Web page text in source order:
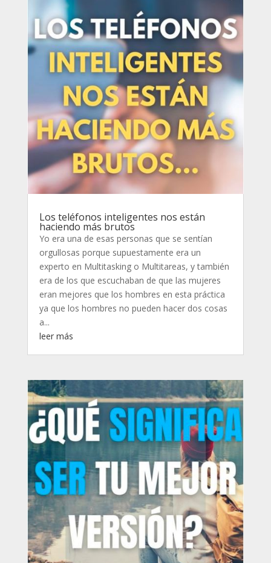
Los teléfonos inteligentes nos están
haciendo más brutos
Yo era una de esas personas que se sentían
orgullosas porque supuestamente era un
experto en Multitasking o Multitareas, y también
era de los que escuchaban de que las mujeres
eran mejores que los hombres en esta práctica
ya que los hombres no pueden hacer dos cosas
a...
leer más